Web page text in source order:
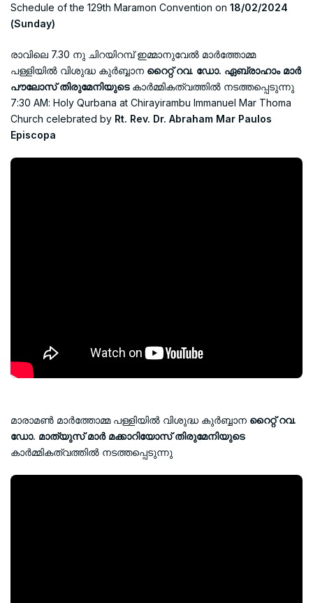
Schedule of the 129th Maramon Convention on 18/02/2024
(Sunday)
രാവിലെ 7.30 നു ചിറയിറമ്പ് ഇമ്മാനുവേൽ മാർത്തോമ്മ
പള്ളിയിൽ വിശുദ്ധ കുർബ്ബാന റൈറ്റ് റവ. ഡോ. ഏബ്രാഹാം മാർ
പൗലോസ് തിരുമേനിയുടെകാർമ്മികത്വത്തിൽ നടത്തപ്പെടുന്നു
7:30 AM: Holy Qurbana at Chirayirambu Immanuel Mar Thoma
Church celebrated by Rt. Rev. Dr. Abraham Mar Paulos
Episcopa
മാരാമൺ മാർത്തോമ്മ പള്ളിയിൽ വിശുദ്ധ കുർബ്ബാന റൈറ്റ് റവ.
ഡോ. മാത്യുസ് മാർ മക്കാറിയോസ് തിരുമേനിയുടെ
കാർമ്മികത്വത്തിൽ നടത്തപ്പെടുന്നു